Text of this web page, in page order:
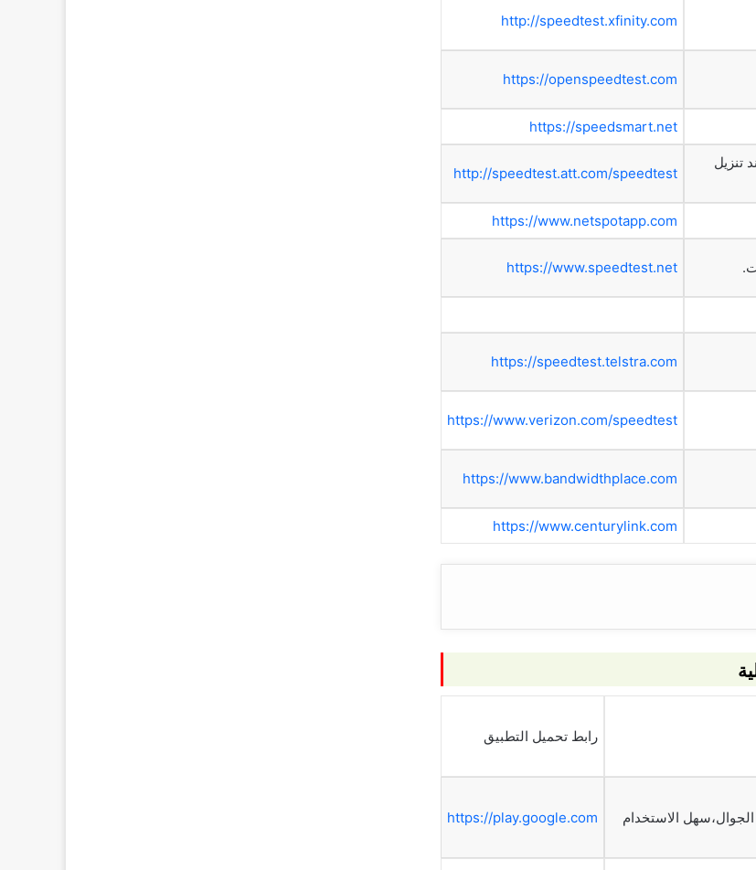
http://speedtest.xfinity.com
https://openspeedtest.com
https://speedsmart.net
تنزيل
http://speedtest.att.com/speedtest
https://www.netspotapp.com
https://www.speedtest.net
https://speedtest.telstra.com
https://www.verizon.com/speedtest
https://www.bandwidthplace.com
https://www.centurylink.com
رابط تحميل التطبيق
الاستخدام https://play.google.com